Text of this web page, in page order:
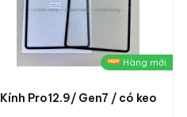
Hàng mới
Kính Pro12.9/ Gen7 / có keo